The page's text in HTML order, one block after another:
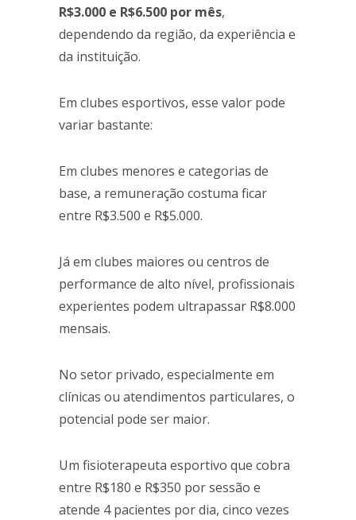
R$3.000 e R$6.500 por mês,
dependendo da região, da experiência e
da instituição.
Em clubes esportivos, esse valor pode
variar bastante:
Em clubes menores e categorias de
base, a remuneração costuma ficar
entre R$3.500 e R$5.000.
Já em clubes maiores ou centros de
performance de alto nível, profissionais
experientes podem ultrapassar R$8.000
mensais.
No setor privado, especialmente em
clínicas ou atendimentos particulares, o
potencial pode ser maior.
Um fisioterapeuta esportivo que cobra
entre R$180 e R$350 por sessão e
atende 4 pacientes por dia, cinco vezes